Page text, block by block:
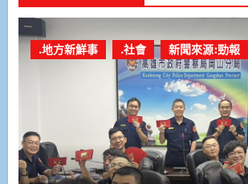
.地方新鮮事 .社會 新聞來源:勁報